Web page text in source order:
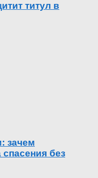
титул в
зачем
без